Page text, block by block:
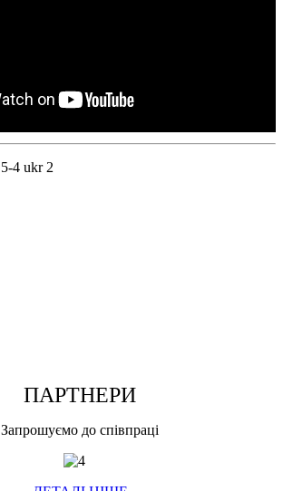
ПАРТНЕРИ
Запрошуємо до співпраці